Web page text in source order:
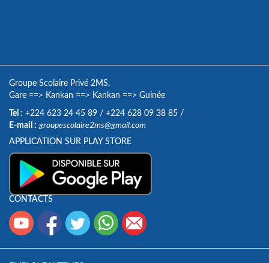
Groupe Scolaire Privé 2MS,
Gare ==> Kankan ==> Kankan ==> Guinée
Tel : +224 623 24 45 89 / +224 628 09 38 85 /
E-mail : groupescolaire2ms@gmail.com
APPLICATION SUR PLAY STORE
CONTACTS